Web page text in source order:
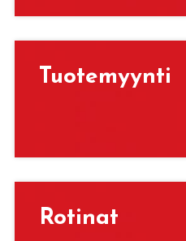
Tuo­te­myyn­ti
Ro­ti­nat